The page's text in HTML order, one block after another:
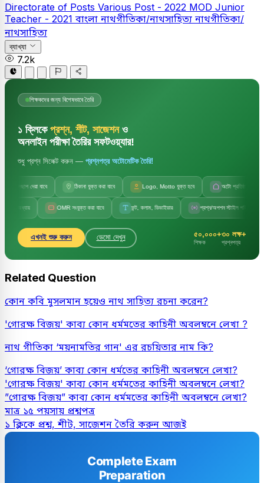
Directorate of Posts Various Post - 2022 MOD Junior
Teacher - 2021 বাংলা নাথগীতিকা/নাথসাহিত্য নাথগীতিকা/
নাথসাহিত্য
ব্যাখ্যা
7.2k
শিক্ষকদের জন্য বিশেষভাবে তৈরি
১ ক্লিকে প্রশ্ন, শীট, সাজেশনও
অনলাইন পরীক্ষা তৈরির সফটওয়্যার!
শুধু প্রশ্ন সিলেক্ট করুন — প্রশ্নপত্র অটোমেটিক তৈরি!
জলছাপ দেয়া যাবে ঠিকানা যুক্ত করা যাবে Logo, Motto যুক্ত হবে অটো প্রতিষ্ঠানের নাম
OMR সংযুক্ত করা যাবে ফন্ট, কলাম, ডিভাইডার প্রশ্ন/অপশন স্টাইল পরিবর্তন
এখনই শুরু করুন ডেমো দেখুন ৫০,০০০+
শিক্ষক
৩০ লক্ষ+
প্রশ্নপত্র
Related Question
কোন কবি মুসলমান হয়েও নাথ সাহিত্য রচনা করেন?
'গোরক্ষ বিজয়' কাব্য কোন ধর্মমতের কাহিনী অবলম্বনে লেখা ?
নাথ গীতিকা ‘ময়নামতির গান' এর রচয়িতার নাম কি?
‘গোরক্ষ বিজয়’ কাব্য কোন ধর্মতের কাহিনী অবলম্বনে লেখা?
'গোরক্ষ বিজয়' কাব্য কোন ধর্মমতের কাহিনী অবলম্বনে লেখা?
”গোরক্ষ বিজয়” কাব্য কোন ধর্মমতের কাহিনী অবলম্বনে লেখা?
মাত্র ১৫ পয়সায় প্রশ্নপত্র
১ ক্লিকে প্রশ্ন, শীট, সাজেশন তৈরি করুন আজই
Complete Exam
Preparation